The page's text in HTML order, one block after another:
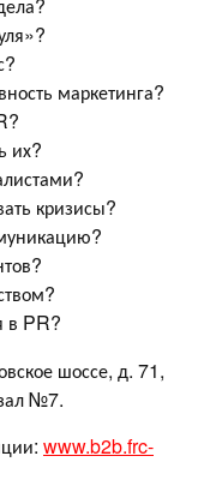
маркетинга?
их?
кризисы?
в PR?
шоссе, д. 71,
№7.
www.b2b.frc-